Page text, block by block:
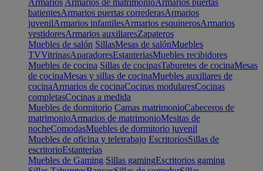
Armarios Armarios de matrimonioArmarios puertas
batientesArmarios puertas correderasArmarios
juvenilArmarios infantilesArmarios esquinerosArmarios
vestidoresArmarios auxiliaresZapateros
Muebles de salón SillasMesas de salónMuebles
TVVitrinasAparadoresEstanteriasMuebles recibidores
Muebles de cocina Sillas de cocinasTaburetes de cocinaMesas
de cocinaMesas y sillas de cocinaMuebles auxiliares de
cocinaArmarios de cocinaCocinas modularesCocinas
completasCocinas a medida
Muebles de dormitorio Camas matrimonioCabeceros de
matrimonioArmarios de matrimonioMesitas de
nocheComodasMuebles de dormitorio juvenil
Muebles de oficina y teletrabajo EscritoriosSillas de
escritorioEstanterías
Muebles de Gaming Sillas gamingEscritorios gaming